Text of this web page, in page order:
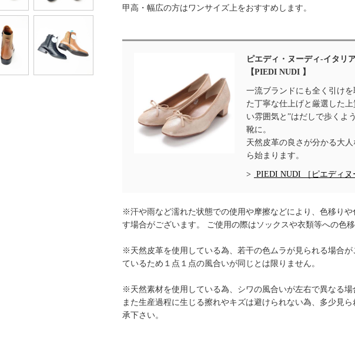
甲高・幅広の方はワンサイズ上をおすすめします。
ピエディ・ヌーディ-イタリ
【PIEDI NUDI 】
一流ブランドにも全く引け
た丁寧な仕上げと厳選した
い雰囲気と”はだしで歩くよ
靴に。
天然皮革の良さが分かる大
ら始まります。
PIEDI NUDI ［ピエディヌ
※汗や雨など濡れた状態での使用や摩擦などにより、色移りや
す場合がございます。 ご使用の際はソックスや衣類等への色
※天然皮革を使用している為、若干の色ムラが見られる場合
ているため１点１点の風合いが同じとは限りません。
※天然素材を使用している為、シワの風合いが左右で異なる場
また生産過程に生じる擦れやキズは避けられない為、多少見
承下さい。